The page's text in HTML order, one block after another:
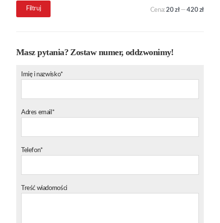
Cena
Cena
Filtruj Cena:20 zł—420 zł
Masz pytania? Zostaw numer, oddzwonimy!
Imię i nazwisko*
Adres email*
Telefon*
Treść wiadomości